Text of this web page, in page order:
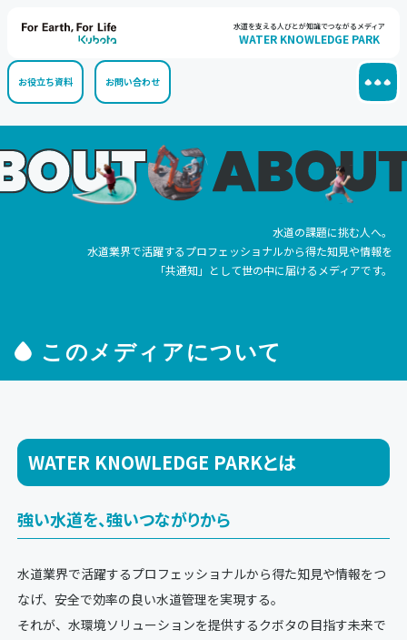
水道を支える人びとが知識でつながるメディア
WATER KNOWLEDGE PARK
お役立ち資料 お問い合わせ
水道の課題に挑む人へ。
水道業界で活躍するプロフェッショナルから得た知見や情報を
「共通知」として世の中に届けるメディアです。
このメディアについて
WATER KNOWLEDGE PARKとは
強い水道を、強いつながりから
水道業界で活躍するプロフェッショナルから得た知見や情報をつ
なげ、安全で効率の良い水道管理を実現する。
それが、水環境ソリューションを提供するクボタの目指す未来で